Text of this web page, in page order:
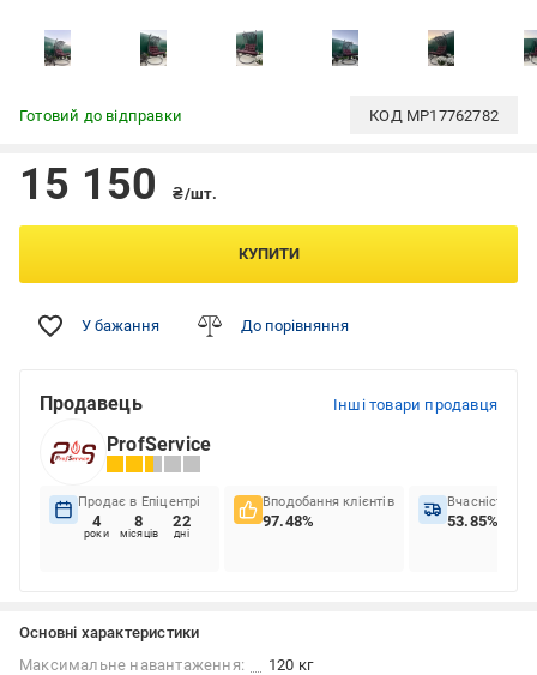
Готовий до відправки КОД MP17762782
15 150 ₴/шт.
КУПИТИ
У бажання До порівняння
Продавець Інші товари продавця
ProfService
Продає в Епіцентрі
4
роки
8
місяців
22
дні
Вподобання клієнтів
97.48%
Вчасність
53.85%
Основні характеристики
Максимальне навантаження:
120 кг